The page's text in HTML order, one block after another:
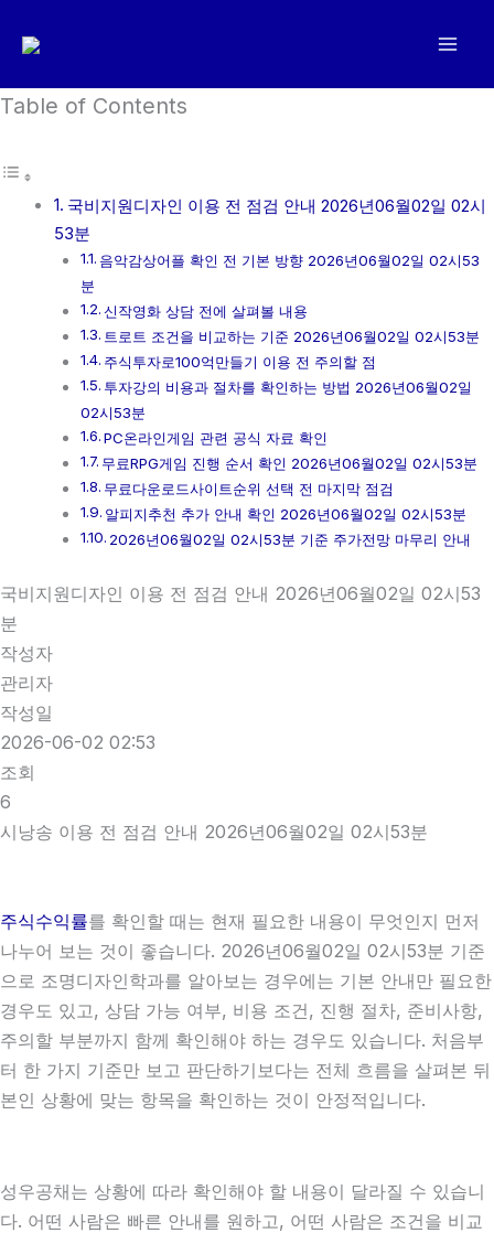
로
너
Table of Contents
국비지원디자인 이용 전 점검 안내 2026년06월02일 02시
53분
음악감상어플 확인 전 기본 방향 2026년06월02일 02시53
분
신작영화 상담 전에 살펴볼 내용
트로트 조건을 비교하는 기준 2026년06월02일 02시53분
주식투자로100억만들기 이용 전 주의할 점
투자강의 비용과 절차를 확인하는 방법 2026년06월02일
02시53분
PC온라인게임 관련 공식 자료 확인
무료RPG게임 진행 순서 확인 2026년06월02일 02시53분
무료다운로드사이트순위 선택 전 마지막 점검
알피지추천 추가 안내 확인 2026년06월02일 02시53분
2026년06월02일 02시53분 기준 주가전망 마무리 안내
국비지원디자인 이용 전 점검 안내 2026년06월02일 02시53
분
작성자
관리자
작성일
2026-06-02 02:53
조회
6
시낭송 이용 전 점검 안내 2026년06월02일 02시53분
주식수익률를 확인할 때는 현재 필요한 내용이 무엇인지 먼저
나누어 보는 것이 좋습니다. 2026년06월02일 02시53분 기준
으로 조명디자인학과를 알아보는 경우에는 기본 안내만 필요한
경우도 있고, 상담 가능 여부, 비용 조건, 진행 절차, 준비사항,
주의할 부분까지 함께 확인해야 하는 경우도 있습니다. 처음부
터 한 가지 기준만 보고 판단하기보다는 전체 흐름을 살펴본 뒤
본인 상황에 맞는 항목을 확인하는 것이 안정적입니다.
성우공채는 상황에 따라 확인해야 할 내용이 달라질 수 있습니
다. 어떤 사람은 빠른 안내를 원하고, 어떤 사람은 조건을 비교